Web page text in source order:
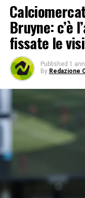
Bruyne: c’è
fissate le
Published 1
By Redazione